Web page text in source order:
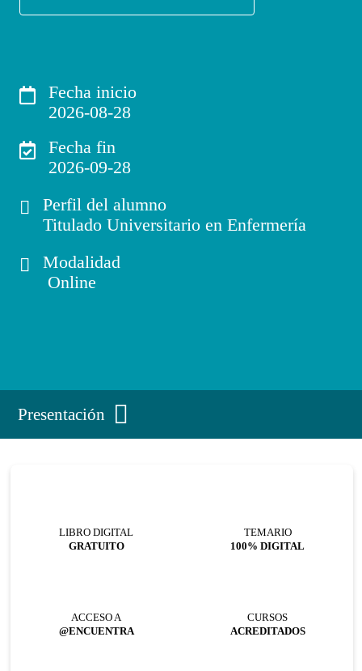
Fecha inicio
2026-08-28
Fecha fin
2026-09-28
Perfil del alumno
Titulado Universitario en Enfermería
Modalidad
Online
Presentación
LIBRO DIGITAL
GRATUITO
TEMARIO
100% DIGITAL
ACCESO A
@ENCUENTRA
CURSOS
ACREDITADOS